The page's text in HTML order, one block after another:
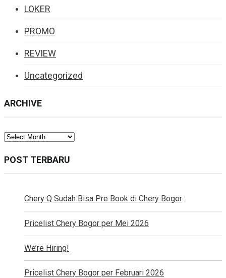
LOKER
PROMO
REVIEW
Uncategorized
ARCHIVE
ARCHIVE
POST TERBARU
Chery Q Sudah Bisa Pre Book di Chery Bogor
Pricelist Chery Bogor per Mei 2026
We’re Hiring!
Pricelist Chery Bogor per Februari 2026